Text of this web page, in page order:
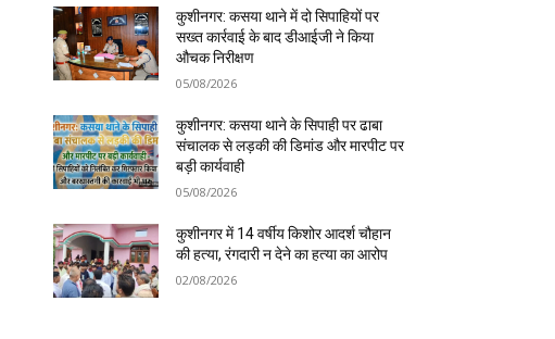
कुशीनगर: कसया थाने में दो सिपाहियों पर
सख्त कार्रवाई के बाद डीआईजी ने किया
औचक निरीक्षण
05/08/2026
कुशीनगर: कसया थाने के सिपाही पर ढाबा
संचालक से लड़की की डिमांड और मारपीट पर
बड़ी कार्यवाही
05/08/2026
कुशीनगर में 14 वर्षीय किशोर आदर्श चौहान
की हत्या, रंगदारी न देने का हत्या का आरोप
02/08/2026